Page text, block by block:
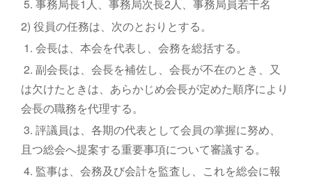
5. 事務局長1人、事務局次長2人、事務局員若干名
2) 役員の任務は、次のとおりとする。
1. 会長は、本会を代表し、会務を総括する。
2. 副会長は、会長を補佐し、会長が不在のとき、又
は欠けたときは、あらかじめ会長が定めた順序により
会長の職務を代理する。
3. 評議員は、各期の代表として会員の掌握に努め、
且つ総会へ提案する重要事項について審議する。
4. 監事は、会務及び会計を監査し、これを総会に報